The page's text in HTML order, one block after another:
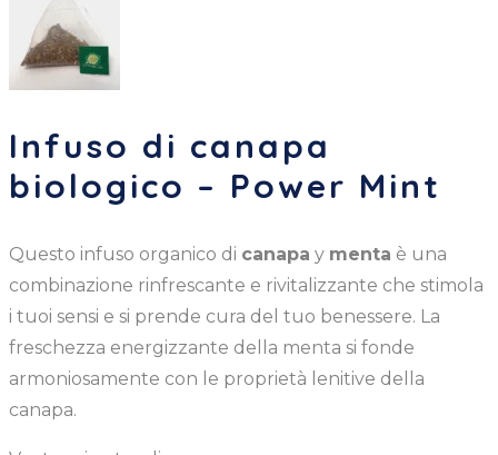
Infuso di canapa
biologico – Power Mint
Questo infuso organico di canapa y menta è una
combinazione rinfrescante e rivitalizzante che stimola
i tuoi sensi e si prende cura del tuo benessere. La
freschezza energizzante della menta si fonde
armoniosamente con le proprietà lenitive della
canapa.